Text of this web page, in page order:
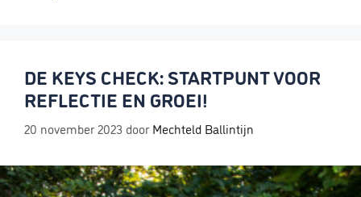
DE KEYS CHECK: STARTPUNT VOOR
REFLECTIE EN GROEI!
20 november 2023 doorMechteld Ballintijn